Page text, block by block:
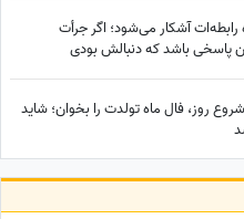
درباره رابطه‌ات آشکار می‌شود؛ اگر جرأت
پاسخی باشد که دنبالش بودی
روز، فال ماه تولدت را بخوان؛ شاید